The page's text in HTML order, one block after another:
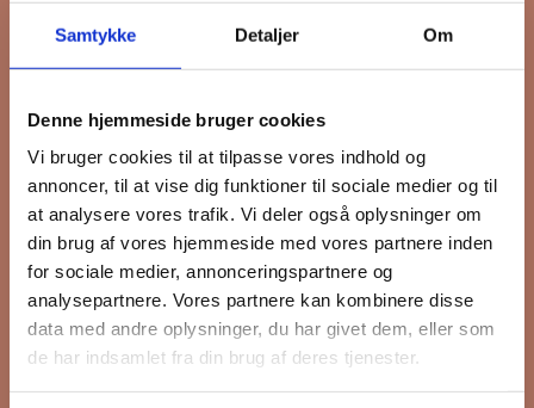
Samtykke Detaljer Om
Denne hjemmeside bruger cookies
Vi bruger cookies til at tilpasse vores indhold og
annoncer, til at vise dig funktioner til sociale medier og til
at analysere vores trafik. Vi deler også oplysninger om
din brug af vores hjemmeside med vores partnere inden
for sociale medier, annonceringspartnere og
analysepartnere. Vores partnere kan kombinere disse
data med andre oplysninger, du har givet dem, eller som
de har indsamlet fra din brug af deres tjenester.
sender vi blandt andet invitation til
boliger til salg, så du kan komme
først i køen.
*påkrævet
Fornavn
Efternavn